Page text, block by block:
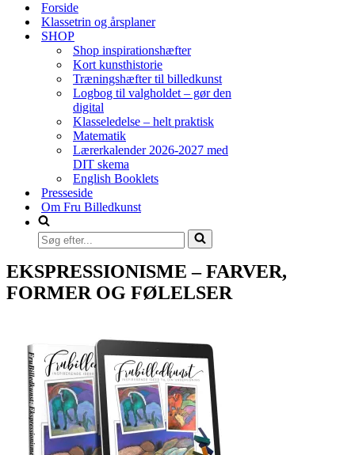
Forside
Klassetrin og årsplaner
SHOP
Shop inspirationshæfter
Kort kunsthistorie
Træningshæfter til billedkunst
Logbog til valgholdet – gør den
digital
Klasseledelse – helt praktisk
Matematik
Lærerkalender 2026-2027 med
DIT skema
English Booklets
Presseside
Om Fru Billedkunst
Søg
efter...
EKSPRESSIONISME – FARVER,
FORMER OG FØLELSER